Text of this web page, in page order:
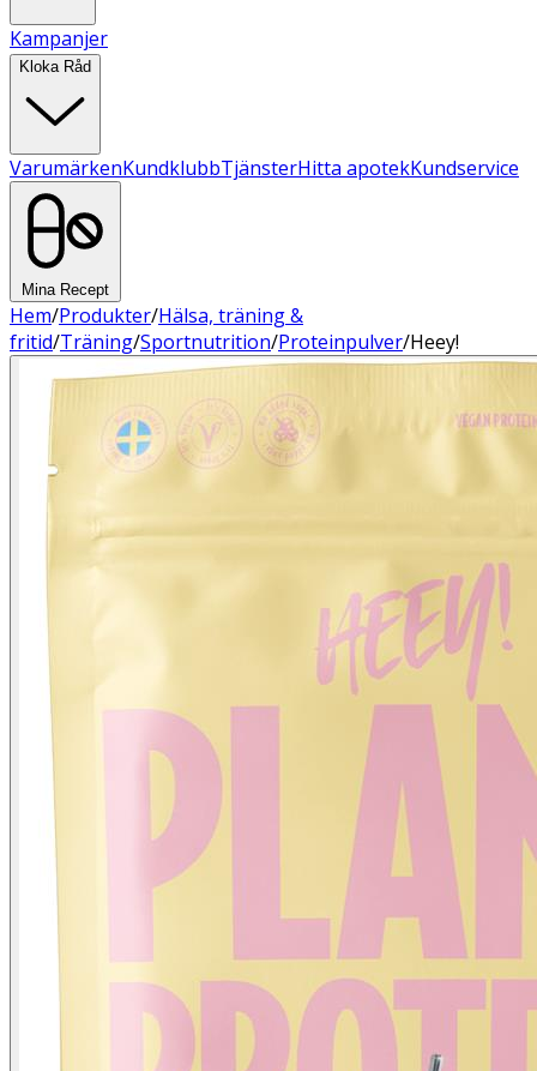
Kampanjer
Kloka Råd
VarumärkenKundklubbTjänsterHitta apotekKundservice
Mina Recept
Hem/Produkter/Hälsa, träning &
fritid/Träning/Sportnutrition/Proteinpulver/Heey!